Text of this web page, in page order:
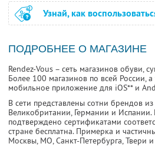
Узнай, как
ПОДРОБНЕЕ О МАГАЗИНЕ
Rendez-Vous – сеть магазинов обуви,
Более 100 магазинов по всей России,
мобильное приложение для iOS** и
В сети представлены сотни брендов
Великобритании, Германии и Испании.
подтверждено сертификатами
стране бесплатна. Примерка и
Москвы, МО, Санкт-Петербурга, Твери